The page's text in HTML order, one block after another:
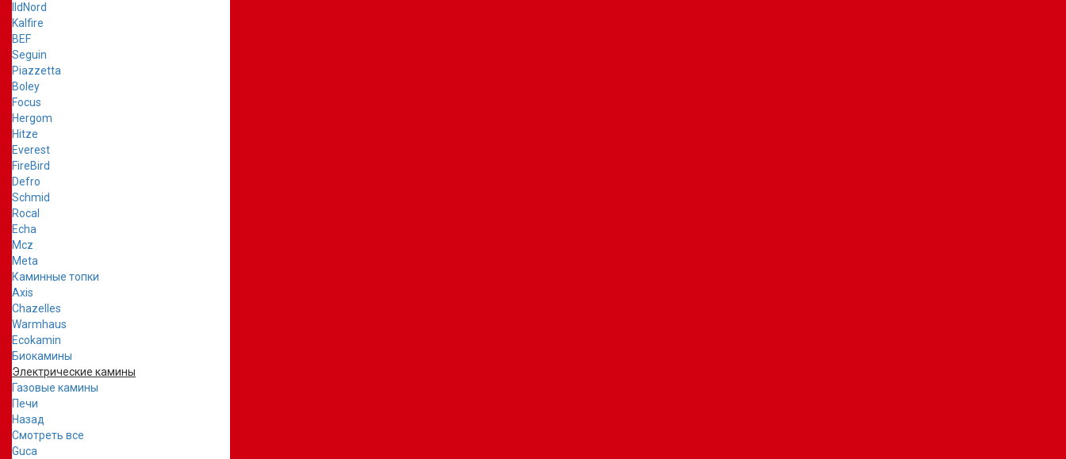
IldNord
Kalfire
BEF
Seguin
Piazzetta
Boley
Focus
Hergom
Hitze
Everest
FireBird
Defro
Schmid
Rocal
Echa
Mcz
Meta
Каминные топки
Axis
Chazelles
Warmhaus
Ecokamin
Биокамины
Электрические камины
Газовые камины
Печи
Назад
Смотреть все
Guca